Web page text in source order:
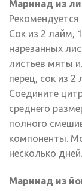
Маринад из
Сок из 2 лайм,
нарезанных
листьев мяты
перец, сок из 2
Соедините
среднего
полного
компоненты.
несколько дней.
Маринад из